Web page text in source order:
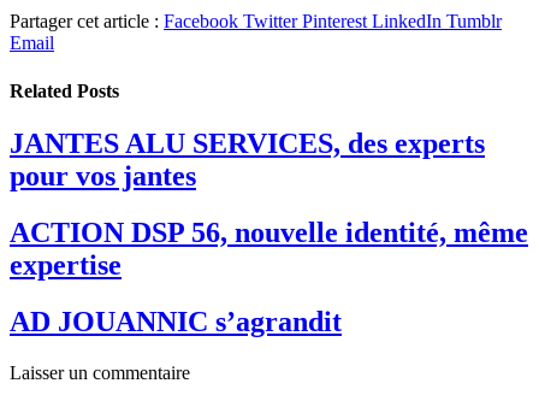
Partager cet article : Facebook Twitter Pinterest LinkedIn Tumblr
Email
Related Posts
JANTES ALU SERVICES, des experts
pour vos jantes
ACTION DSP 56, nouvelle identité, même
expertise
AD JOUANNIC s’agrandit
Laisser un commentaire